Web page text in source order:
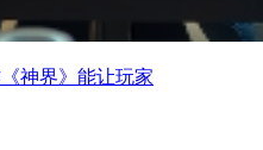
神界》能让玩家